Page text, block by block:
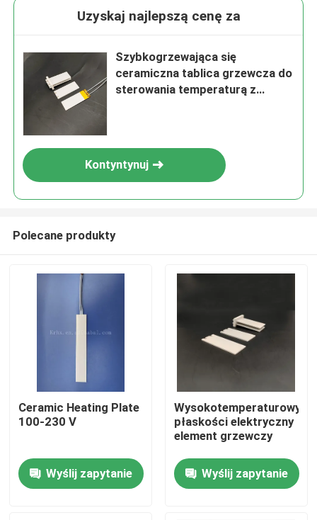
Do domu
Produkty
Uzyskaj najlepszą cenę za
Szybkogrzewająca się
ceramiczna tablica grzewcza do
sterowania temperaturą z
Kontyntynuj
Polecane produkty
Ceramic Heating Plate
100-230 V
Wyślij zapytanie
Wysokotemperaturowy
płaskości elektryczny
element grzewczy
Wyślij zapytanie